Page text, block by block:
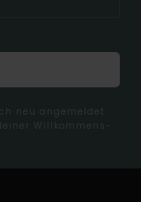
neu angemeldet
Willkommens-